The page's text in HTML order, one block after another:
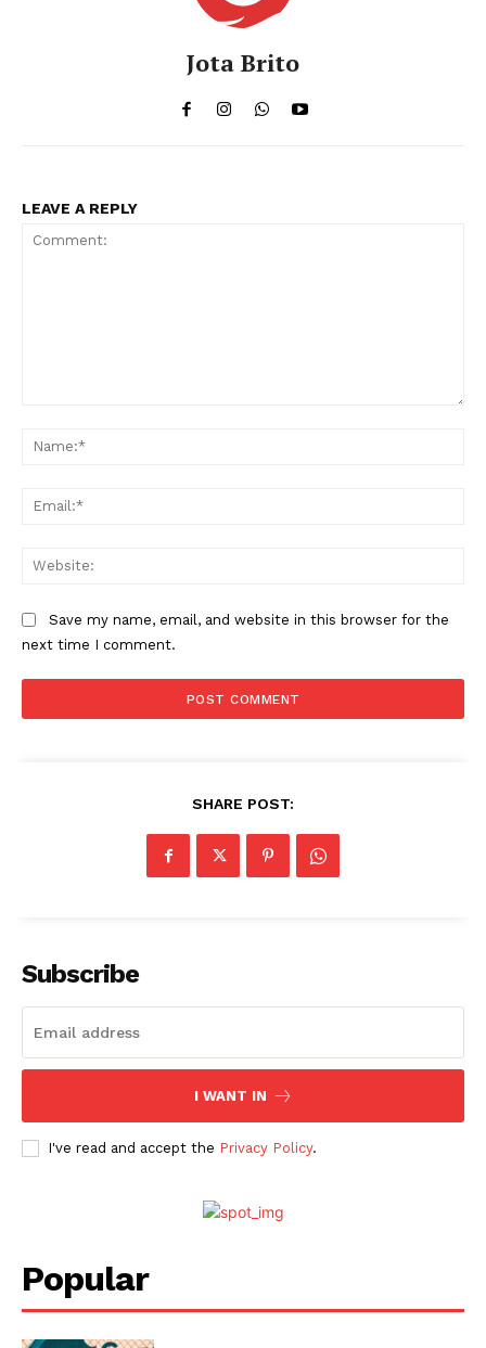
Jota Brito
LEAVE A REPLY
Save my name, email, and website in this browser for the
next time I comment.
SHARE POST:
Subscribe
I WANT IN
I've read and accept the Privacy Policy.
Popular